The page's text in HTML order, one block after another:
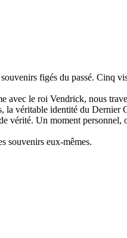
figés du passé. Cinq
le roi Vendrick, nous
la véritable identité du Dernier
vérité. Un moment
souvenirs eux-mêmes.